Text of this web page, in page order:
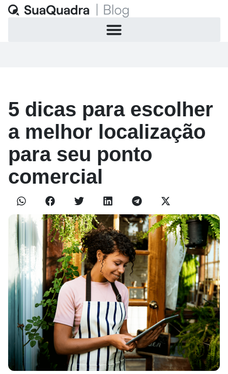
5 dicas para escolher
a melhor localização
para seu ponto
comercial